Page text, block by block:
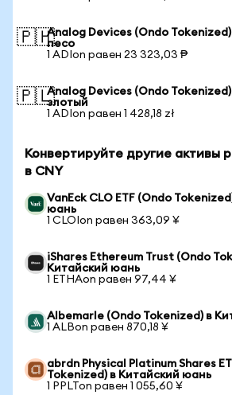
🇵🇭Analog Devices (Ondo
песо
1 ADIon равен 23 323,03 ₱
🇵🇱Analog Devices (Ondo
злотый
1 ADIon равен 1 428,18 zł
Конвертируйте другие активы
в CNY
VanEck CLO ETF (Ondo
юань
1 CLOIon равен 363,09 ¥
iShares Ethereum Trust (Ondo
Китайский юань
1 ETHAon равен 97,44 ¥
Albemarle (Ondo Tokenized) в
1 ALBon равен 870,18 ¥
abrdn Physical Platinum Shares
Tokenized) в Китайский юань
1 PPLTon равен 1 055,60 ¥